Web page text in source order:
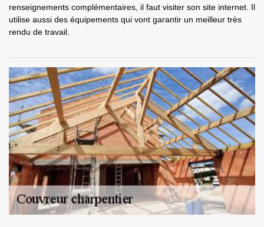
renseignements complémentaires, il faut visiter son site internet. Il
utilise aussi des équipements qui vont garantir un meilleur très
rendu de travail.